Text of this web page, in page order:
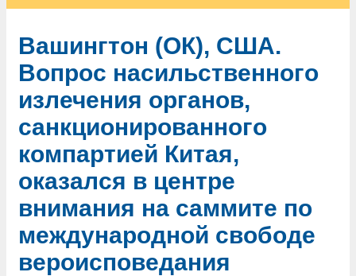
Вашингтон (ОК), США.
Вопрос насильственного
излечения органов,
санкционированного
компартией Китая,
оказался в центре
внимания на саммите по
международной свободе
вероисповедания